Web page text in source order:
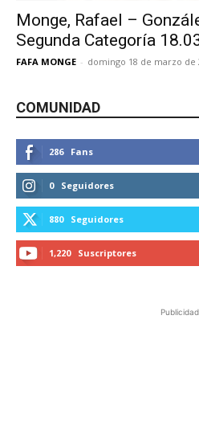
Monge, Rafael –
Segunda Categoría
FAFA MONGE - domingo 18 de marzo de
COMUNIDAD
286 Fans
0 Seguidores
880 Seguidores
1,220 Suscriptores
Publicidad